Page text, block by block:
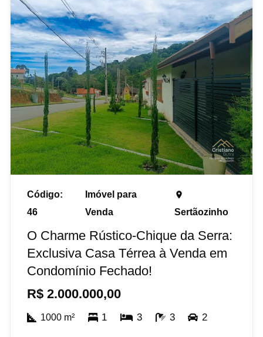
Código:
46
Imóvel para
Venda
place
Sertãozinho
O Charme Rústico-Chique da Serra:
Exclusiva Casa Térrea à Venda em
Condomínio Fechado!
R$2.000.000,00
1000m² 1 3 3 2